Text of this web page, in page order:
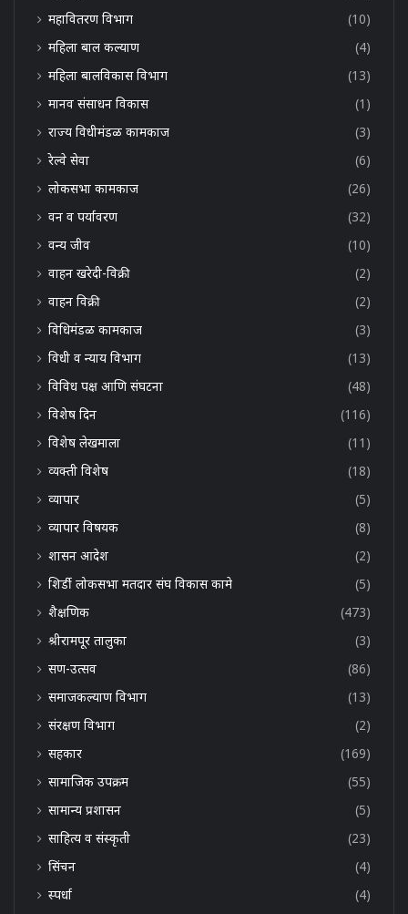
महावितरण विभाग
(10)
महिला बाल कल्याण
(4)
महिला बालविकास विभाग
(13)
मानव संसाधन विकास
(1)
राज्य विधीमंडळ कामकाज
(3)
रेल्वे सेवा
(6)
लोकसभा कामकाज
(26)
वन व पर्यावरण
(32)
वन्य जीव
(10)
वाहन खरेदी-विक्री
(2)
वाहन विक्री
(2)
विधिमंडळ कामकाज
(3)
विधी व न्याय विभाग
(13)
विविध पक्ष आणि संघटना
(48)
विशेष दिन
(116)
विशेष लेखमाला
(11)
व्यक्ती विशेष
(18)
व्यापार
(5)
व्यापार विषयक
(8)
शासन आदेश
(2)
शिर्डी लोकसभा मतदार संघ विकास कामे
(5)
शैक्षणिक
(473)
श्रीरामपूर तालुका
(3)
सण-उत्सव
(86)
समाजकल्याण विभाग
(13)
संरक्षण विभाग
(2)
सहकार
(169)
सामाजिक उपक्रम
(55)
सामान्य प्रशासन
(5)
साहित्य व संस्कृती
(23)
सिंचन
(4)
स्पर्धा
(4)